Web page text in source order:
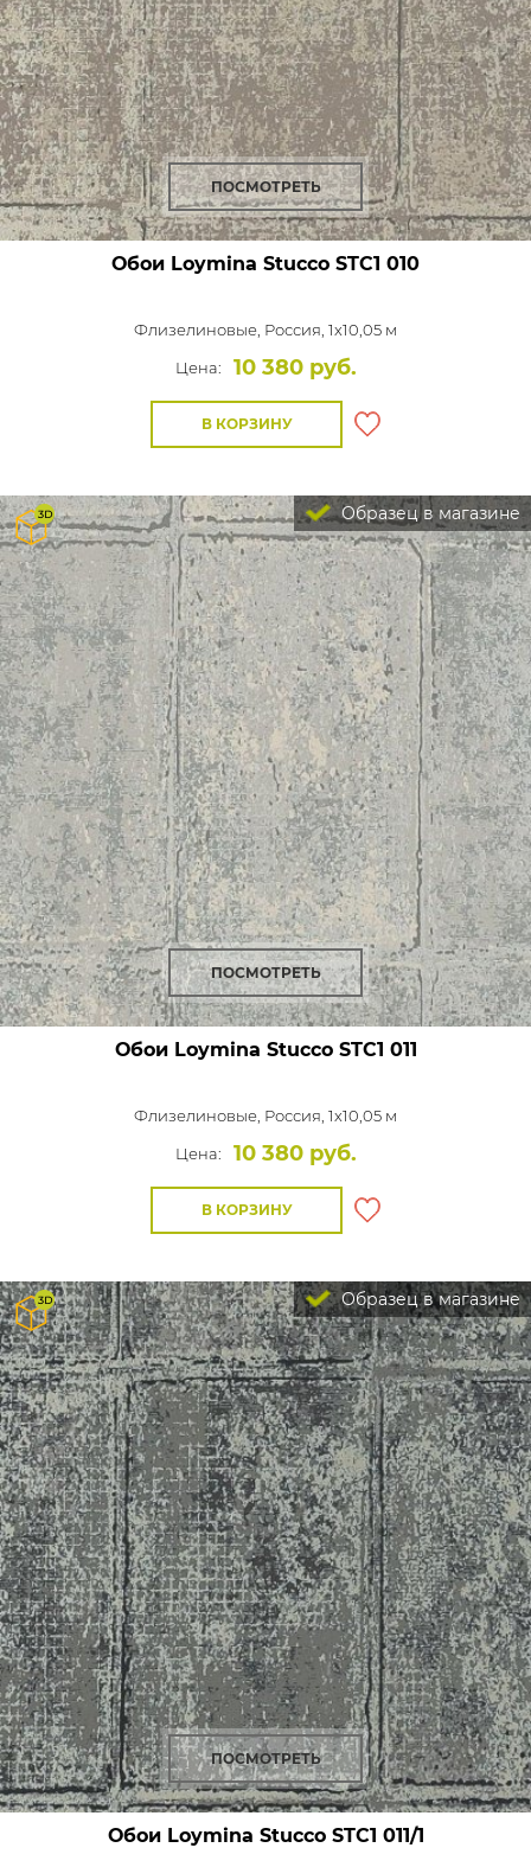
ПОСМОТРЕТЬ
Обои Loymina Stucco STC1 010
Флизелиновые, Россия, 1x10,05 м
Цена:
10 380 руб.
В КОРЗИНУ
Образец в магазине
ПОСМОТРЕТЬ
Обои Loymina StuccoSTC1 011
Флизелиновые, Россия, 1x10,05 м
Цена:
10 380 руб.
В КОРЗИНУ
Образец в магазине
ПОСМОТРЕТЬ
Обои Loymina StuccoSTC1 011/1